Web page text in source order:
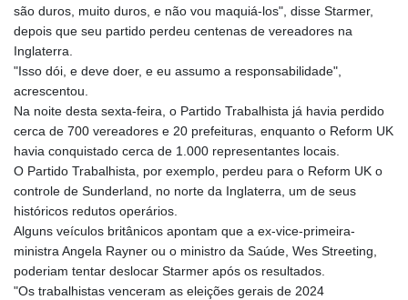
são duros, muito duros, e não vou maquiá-los", disse Starmer,
depois que seu partido perdeu centenas de vereadores na
Inglaterra.
"Isso dói, e deve doer, e eu assumo a responsabilidade",
acrescentou.
Na noite desta sexta-feira, o Partido Trabalhista já havia perdido
cerca de 700 vereadores e 20 prefeituras, enquanto o Reform UK
havia conquistado cerca de 1.000 representantes locais.
O Partido Trabalhista, por exemplo, perdeu para o Reform UK o
controle de Sunderland, no norte da Inglaterra, um de seus
históricos redutos operários.
Alguns veículos britânicos apontam que a ex-vice-primeira-
ministra Angela Rayner ou o ministro da Saúde, Wes Streeting,
poderiam tentar deslocar Starmer após os resultados.
"Os trabalhistas venceram as eleições gerais de 2024